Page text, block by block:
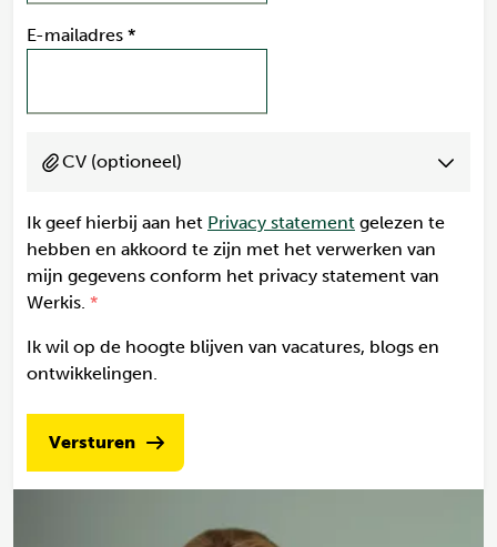
E-mailadres *
CV (optioneel)
Ik geef hierbij aan het Privacy statement gelezen te
hebben en akkoord te zijn met het verwerken van
mijn gegevens conform het privacy statement van
Werkis.
Ik wil op de hoogte blijven van vacatures, blogs en
ontwikkelingen.
Versturen